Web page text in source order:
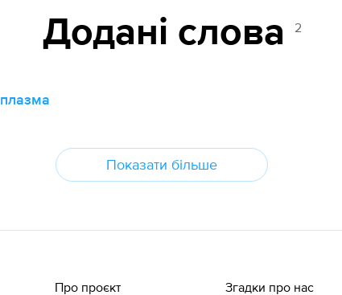
Додані cлова 2
плазма
Показати більше
Про проєкт Згадки про нас